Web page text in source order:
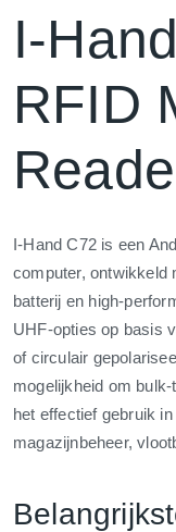
I-
RFID
I-Hand C72 is een
computer, ontwikkeld
batterij en high-
UHF-opties op basis
of circulair
mogelijkheid om
het effectief gebruik
magazijnbeheer,